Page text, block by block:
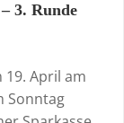
3. Runde
19. April am
Sonntag